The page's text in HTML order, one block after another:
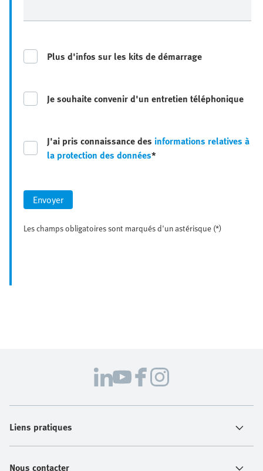
Plus d'infos sur les kits de démarrage
Je souhaite convenir d'un entretien téléphonique
J'ai pris connaissance des informations relatives à
la protection des données*
Envoyer
Les champs obligatoires sont marqués d'un astérisque (*)
Liens pratiques
Nous contacter